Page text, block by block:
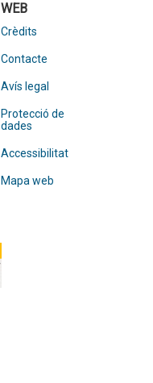
WEB
Crèdits
Contacte
Avís legal
Protecció de
dades
Accessibilitat
Mapa web